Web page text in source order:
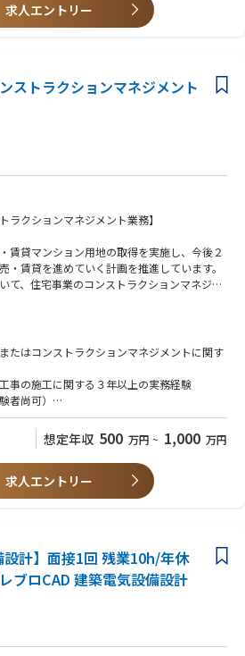
画関連協議や共同事業者・地権者等との合意
求人エントリー
ストラクションマネジメント
ラクションマネジメント業務】
賃貸マンション用地の取得を実施し、今後２
・賃貸を進めていく計画を推進しています。
て、住宅事業のコンストラクションマネジメ
人材が不足している為、即戦力となる方々を
が定まっている総合職としての採用です。
たはコンストラクションマネジメントに関す
事の施工に関する３年以上の実務経験
者尚可）
建築（設備含む）に関する資格を有するこ
想定年収 500 万円 ~ 1,000 万円
求人エントリー
設計】面接1回 残業10h/年休
ブロCAD 建築電気設備設計